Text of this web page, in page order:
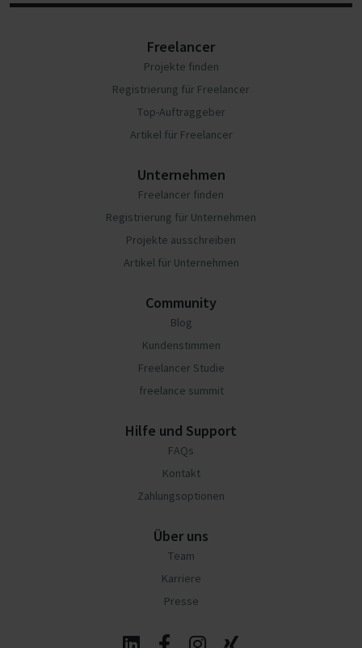
Freelancer
Projekte finden
Registrierung für Freelancer
Top-Auftraggeber
Artikel für Freelancer
Unternehmen
Freelancer finden
Registrierung für Unternehmen
Projekte ausschreiben
Artikel für Unternehmen
Community
Blog
Kundenstimmen
Freelancer Studie
freelance summit
Hilfe und Support
FAQs
Kontakt
Zahlungsoptionen
Über uns
Team
Karriere
Presse